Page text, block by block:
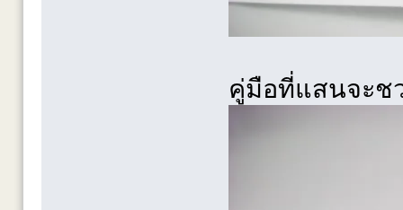
คู่มือที่แสนจะ